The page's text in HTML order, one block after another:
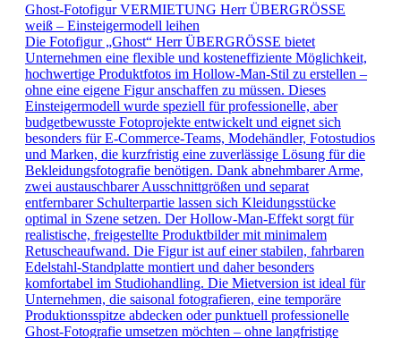
Ghost-Fotofigur VERMIETUNG Herr ÜBERGRÖSSE
weiß – Einsteigermodell leihen
Die Fotofigur „Ghost“ Herr ÜBERGRÖSSE bietet
Unternehmen eine flexible und kosteneffiziente Möglichkeit,
hochwertige Produktfotos im Hollow-Man-Stil zu erstellen –
ohne eine eigene Figur anschaffen zu müssen. Dieses
Einsteigermodell wurde speziell für professionelle, aber
budgetbewusste Fotoprojekte entwickelt und eignet sich
besonders für E-Commerce-Teams, Modehändler, Fotostudios
und Marken, die kurzfristig eine zuverlässige Lösung für die
Bekleidungsfotografie benötigen. Dank abnehmbarer Arme,
zwei austauschbarer Ausschnittgrößen und separat
entfernbarer Schulterpartie lassen sich Kleidungsstücke
optimal in Szene setzen. Der Hollow-Man-Effekt sorgt für
realistische, freigestellte Produktbilder mit minimalem
Retuscheaufwand. Die Figur ist auf einer stabilen, fahrbaren
Edelstahl-Standplatte montiert und daher besonders
komfortabel im Studiohandling. Die Mietversion ist ideal für
Unternehmen, die saisonal fotografieren, eine temporäre
Produktionsspitze abdecken oder punktuell professionelle
Ghost-Fotografie umsetzen möchten – ohne langfristige